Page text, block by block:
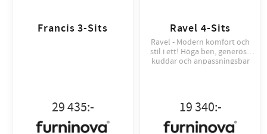
Francis 3-Sits
29 435:-
Ravel 4-Sits
Ravel - Modern komfort och
stil i ett! Höga ben, generösa
kuddar och anpassningsbar
19 340:-